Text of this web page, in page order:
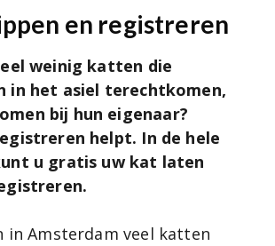
en registreren
weinig katten die
in het asiel terechtkomen,
bij hun eigenaar?
helpt. In de hele
u gratis uw kat laten
in Amsterdam veel katten